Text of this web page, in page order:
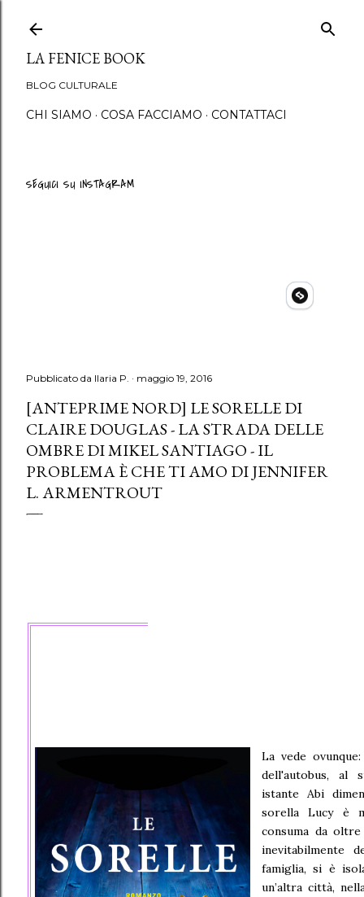
Passa ai contenuti
LA FENICE BOOK
BLOG CULTURALE
CHI SIAMO COSA FACCIAMO CONTATTACI
SEGUICI SU INSTAGRAM
Pubblicato da Ilaria P. maggio 19, 2016
[ANTEPRIME NORD] LE SORELLE DI
CLAIRE DOUGLAS - LA STRADA DELLE
OMBRE DI MIKEL SANTIAGO - IL
PROBLEMA È CHE TI AMO DI JENNIFER
L. ARMENTROUT
La vede
dell'autobus, al
istante Abi
sorella Lucy è
consuma da
inevitabilmente
famiglia, si è
un’altra città,